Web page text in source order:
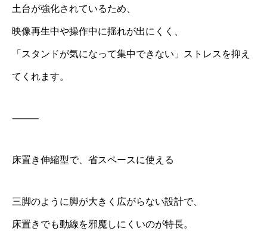
土台が強化されているため、
映像再生中や操作中に揺れが出にくく、
「スタンドが気になって集中できない」ストレスを抑え
てくれます。
⸻
床置き伸縮型で、省スペースに使える
三脚のように脚が大きく広がらない設計で、
床置きでも動線を邪魔しにくいのが特長。